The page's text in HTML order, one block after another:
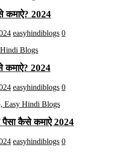
2024
easyhindiblogs 0
2024
easyhindiblogs 0
कैसे कमाऐ 2024
easyhindiblogs 0